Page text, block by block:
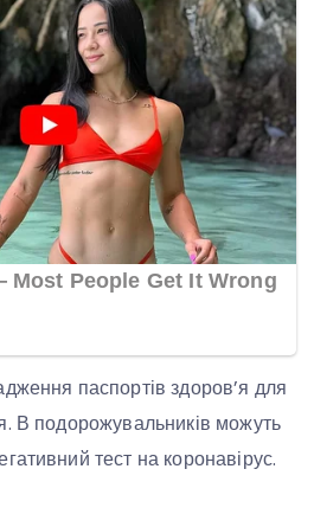
паспортів здоров’я для
В подорожувальників можуть
тест на коронавірус.